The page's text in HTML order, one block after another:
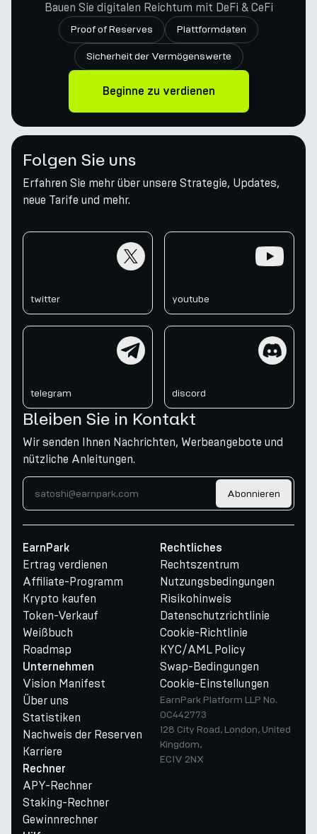
Bauen Sie digitalen Reichtum mit DeFi & CeFi
Proof of Reserves Plattformdaten
Sicherheit der Vermögenswerte
Beginne zu verdienen
Folgen Sie uns
Erfahren Sie mehr über unsere Strategie, Updates,
neue Tarife und mehr.
twitter youtube
telegram discord
Bleiben Sie in Kontakt
Wir senden Ihnen Nachrichten, Werbeangebote und
nützliche Anleitungen.
Abonnieren
EarnPark
Ertrag verdienen
Affiliate-Programm
Krypto kaufen
Token-Verkauf
Weißbuch
Roadmap
Unternehmen
Vision Manifest
Über uns
Statistiken
Nachweis der Reserven
Karriere
Rechner
APY-Rechner
Staking-Rechner
Gewinnrechner
Rechtliches
Rechtszentrum
Nutzungsbedingungen
Risikohinweis
Datenschutzrichtlinie
Cookie-Richtlinie
KYC/AML Policy
Swap-Bedingungen
Cookie-Einstellungen
EarnPark Platform LLP No.
OC442773
128 City Road, London, United
Kingdom,
EC1V 2NX